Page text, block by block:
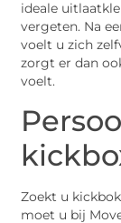
ideale
vergeten. Na
voelt u zich
zorgt er dan
voelt.
Zoekt u
moet u bij